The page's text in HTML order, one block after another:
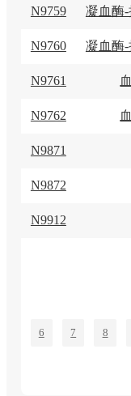
N9759 凝血酶-
N9760 凝血酶-
N9761
N9762
N9871
N9872
N9912
6 7 8